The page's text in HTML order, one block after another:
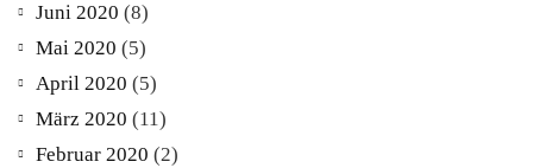
Juni 2020 (8)
Mai 2020 (5)
April 2020 (5)
März 2020 (11)
Februar 2020 (2)